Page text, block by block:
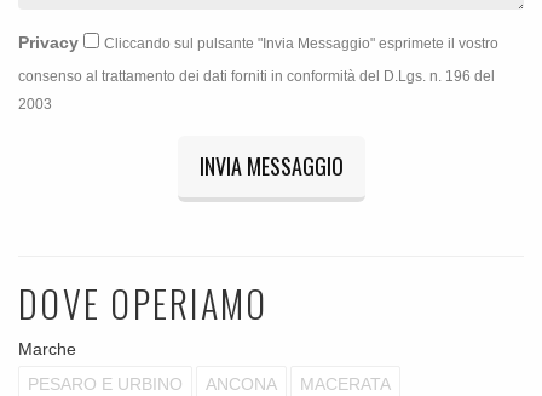
Privacy
Cliccando sul pulsante "Invia Messaggio" esprimete il vostro
consenso al trattamento dei dati forniti in conformità del D.Lgs. n. 196 del
2003
INVIA MESSAGGIO
DOVE OPERIAMO
Marche
PESARO E URBINO
ANCONA MACERATA